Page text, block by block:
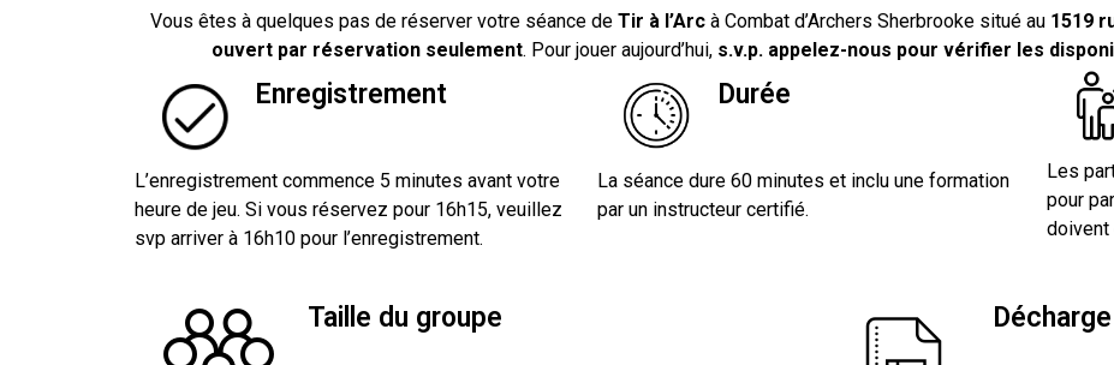
Vous êtes à quelques pas de réserver votre séance de Tir à l’Arc à Combat d’Archers Sherbrooke situé au 1519
ouvert par réservation seulement. Pour jouer aujourd’hui, s.v.p. appelez-nous pour vérifier les
Enregistrement
L’enregistrement commence 5 minutes avant votre
heure de jeu. Si vous réservez pour 16h15, veuillez
svp arriver à 16h10 pour l’enregistrement.
Durée
La séance dure 60 minutes et inclu une formation
par un instructeur certifié.
Les
pour
doivent
Taille du groupe Décharge